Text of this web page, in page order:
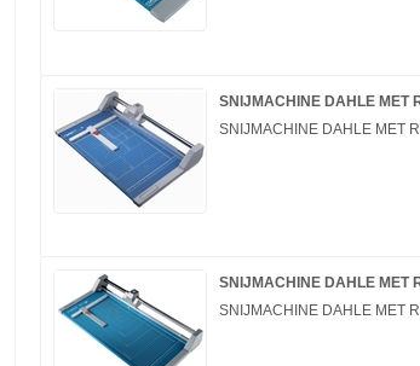
SNIJMACHINE DAHLE MET
SNIJMACHINE DAHLE MET
SNIJMACHINE DAHLE MET
SNIJMACHINE DAHLE MET